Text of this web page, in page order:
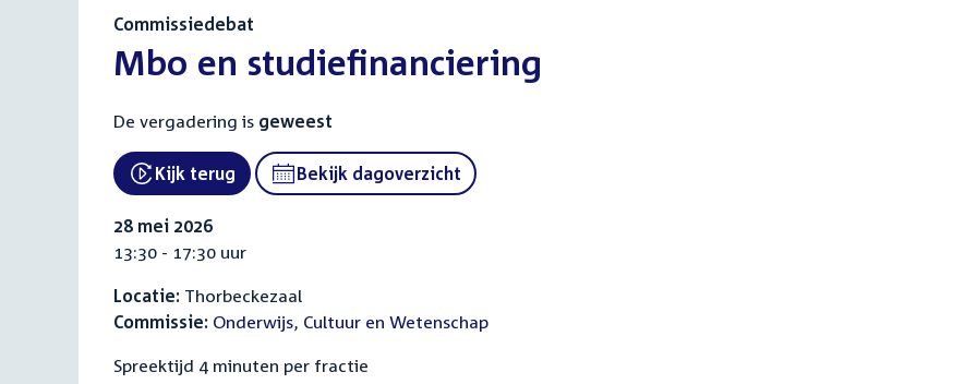
Commissiedebat
:Mbo en studiefinanciering
De vergadering is geweest
External link:
Kijk terug Bekijk dagoverzicht
28 mei 2026
13:30 - 17:30 uur
Locatie: Thorbeckezaal
Commissie: Onderwijs, Cultuur en Wetenschap
Spreektijd 4 minuten per fractie